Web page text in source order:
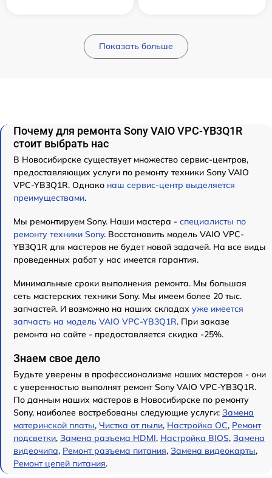
Показать больше
Почему для ремонта Sony VAIO VPC-YB3Q1R
стоит выбрать нас
В Новосибирске существует множество сервис-центров,
предоставляющих услуги по ремонту техники Sony VAIO
VPC-YB3Q1R. Однако наш сервис-центр выделяется
преимуществами.
Мы ремонтируем Sony. Наши мастера - специалисты по
ремонту техники Sony. Восстановить модель VAIO VPC-
YB3Q1R для мастеров не будет новой задачей. На все виды
проведенных работ у нас имеется гарантия.
Минимальные сроки выполнения ремонта. Мы большая
сеть мастерских техники Sony. Мы имеем более 20 тыс.
запчастей. И возможно на наших складах уже имеется
запчасть на модель VAIO VPC-YB3Q1R. При заказе
ремонта на сайте - предоставляется скидка -25%.
Знаем свое дело
Будьте уверены в профессионализме наших мастеров - они
с уверенностью выполнят ремонт Sony VAIO VPC-YB3Q1R.
По данным наших мастеров в Новосибирске по ремонту
Sony, наиболее востребованы следующие услуги: Замена
материнской платы, Чистка от пыли, Настройка ОС, Ремонт
подсветки, Замена разъема HDMI, Настройка BIOS, Замена
видеочипа, Ремонт разъема питания, Замена видеокарты,
Ремонт цепей питания.